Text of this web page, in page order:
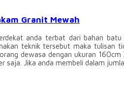
Granit Mewah
anda terbat dari bahan
teknik tersebut maka
dewasa dengan ukuran
saja. Jika anda membeli dalam